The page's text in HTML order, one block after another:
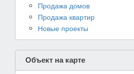
Продажа домов
Продажа квартир
Новые проекты
Объект на карте